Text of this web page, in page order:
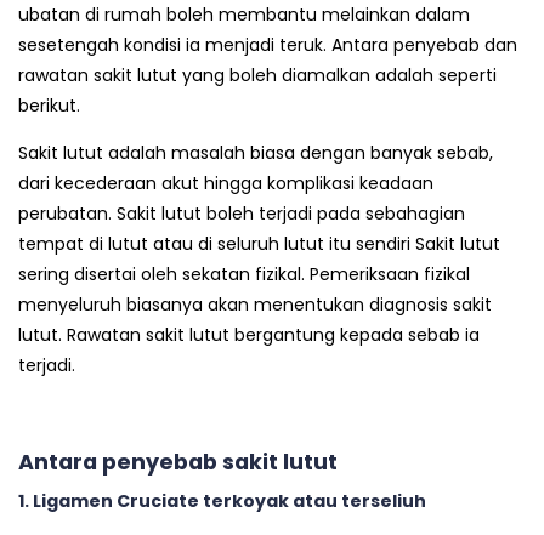
ubatan di rumah boleh membantu melainkan dalam
sesetengah kondisi ia menjadi teruk. Antara penyebab dan
rawatan sakit lutut yang boleh diamalkan adalah seperti
berikut.
Sakit lutut adalah masalah biasa dengan banyak sebab,
dari kecederaan akut hingga komplikasi keadaan
perubatan. Sakit lutut boleh terjadi pada sebahagian
tempat di lutut atau di seluruh lutut itu sendiri Sakit lutut
sering disertai oleh sekatan fizikal. Pemeriksaan fizikal
menyeluruh biasanya akan menentukan diagnosis sakit
lutut. Rawatan sakit lutut bergantung kepada sebab ia
terjadi.
Antara penyebab sakit lutut
1. Ligamen Cruciate terkoyak atau terseliuh